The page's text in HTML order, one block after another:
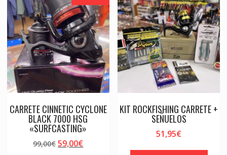
CARRETE CINNETIC CYCLONE
BLACK 7000 HSG
«SURFCASTING»
99,00€El
59,00€El
KIT ROCKFISHING CARRETE +
SEÑUELOS
51,95€